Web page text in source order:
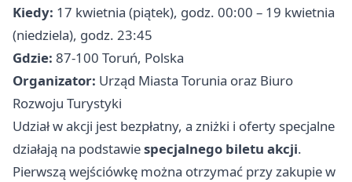
Kiedy: 17 kwietnia (piątek), godz. 00:00 – 19 kwietnia
(niedziela), godz. 23:45
Gdzie: 87-100 Toruń, Polska
Organizator: Urząd Miasta Torunia oraz Biuro
Rozwoju Turystyki
Udział w akcji jest bezpłatny, a zniżki i oferty specjalne
działają na podstawiespecjalnego biletu akcji.
Pierwszą wejściówkę można otrzymać przy zakupie w